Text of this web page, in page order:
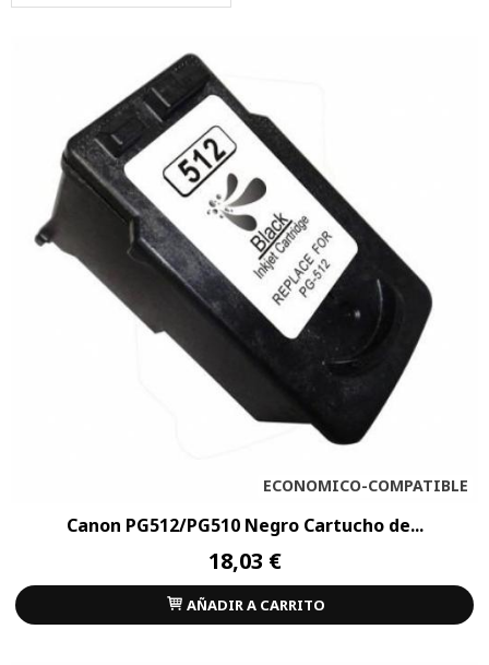
ECONOMICO-COMPATIBLE
Canon PG512/PG510 Negro Cartucho de...
18,03 €
AÑADIR A CARRITO